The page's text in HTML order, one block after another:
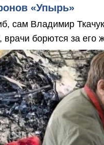
«Упырь»
сам Владимир
борются за его